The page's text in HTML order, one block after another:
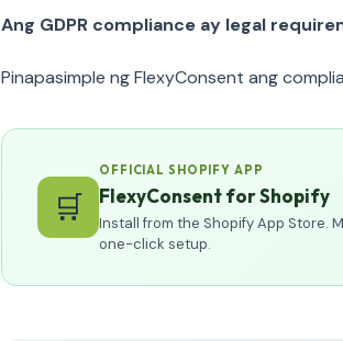
Ang GDPR compliance ay legal
Pinapasimple ng FlexyConsent ang
🛒
OFFICIAL SHOPIFY APP
FlexyConsent for Shopify
Install from the Shopify App Store.
one-click setup.